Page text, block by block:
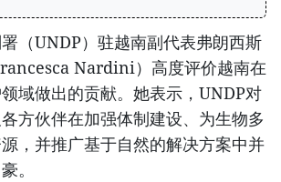
（UNDP）驻越南副代表弗朗西斯
Nardini）高度评价越南在
域做出的贡献。她表示，UNDP对
方伙伴在加强体制建设、为生物多
，并推广基于自然的解决方案中并
。